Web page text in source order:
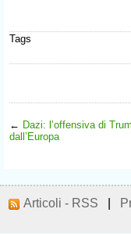
Tags
← Dazi: l’offensiva di
dall’Europa
Articoli - RSS